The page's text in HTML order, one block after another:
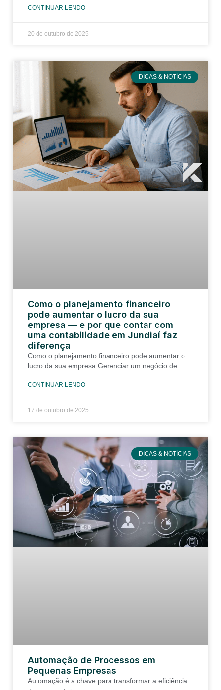
CONTINUAR LENDO
20 de outubro de 2025
DICAS & NOTÍCIAS
Como o planejamento financeiro
pode aumentar o lucro da sua
empresa — e por que contar com
uma contabilidade em Jundiaí faz
diferença
Como o planejamento financeiro pode aumentar o
lucro da sua empresa Gerenciar um negócio de
CONTINUAR LENDO
17 de outubro de 2025
DICAS & NOTÍCIAS
Automação de Processos em
Pequenas Empresas
Automação é a chave para transformar a eficiência